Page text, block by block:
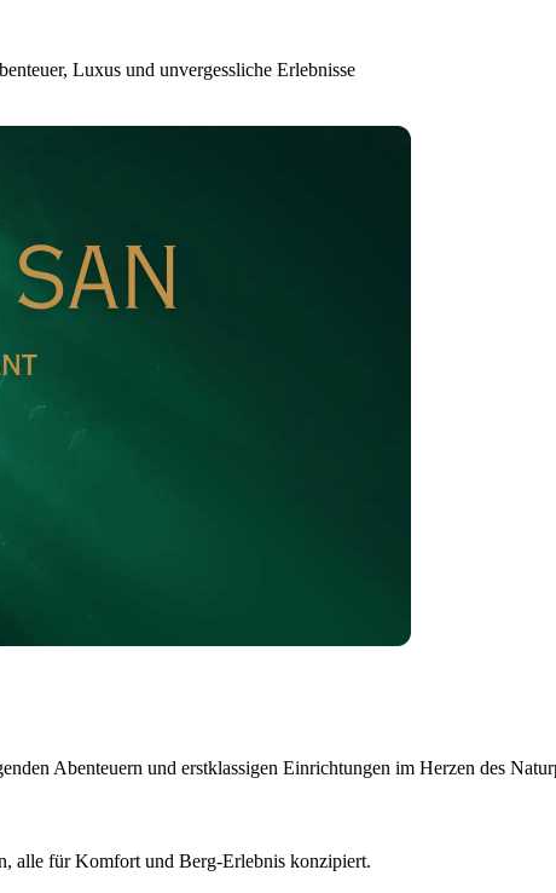
Luxus und unvergessliche Erlebnisse
Abenteuern und erstklassigen Einrichtungen im Herzen des
alle für Komfort und Berg-Erlebnis konzipiert.